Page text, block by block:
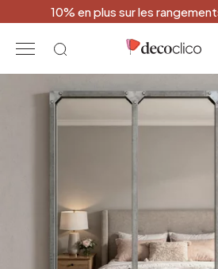
10% en plus sur les